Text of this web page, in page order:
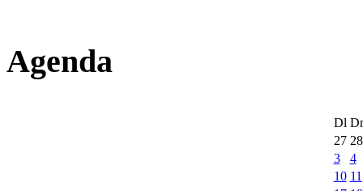
Agenda
Dl
27 28
3
4
10 11